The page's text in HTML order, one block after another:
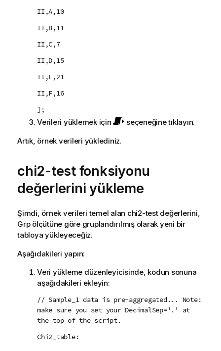
II,A,10
II,B,11
II,C,7
II,D,15
II,E,21
II,F,16
];
Verileri yüklemek için
seçeneğine tıklayın.
Artık, örnek verileri yüklediniz.
chi2-testfonksiyonu
değerlerini yükleme
Şimdi, örnek verileri temel alan chi2-testdeğerlerini,
Grpölçütüne göre gruplandırılmış olarak yeni bir
tabloya yükleyeceğiz.
Aşağıdakileri yapın:
Veri yükleme düzenleyicisinde, kodun sonuna
aşağıdakileri ekleyin:
// Sample_1 data is pre-aggregated... Note:
make sure you set your DecimalSep='.' at
the top of the script.
Chi2_table: